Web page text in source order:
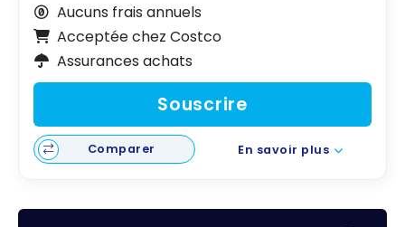
Aucuns frais annuels
Acceptée chez Costco
Assurances achats
Souscrire
Comparer En savoir plus